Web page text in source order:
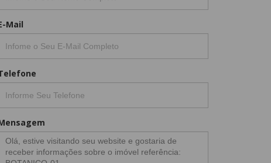
Mail